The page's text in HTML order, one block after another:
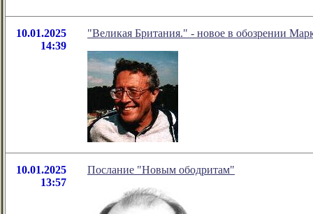
10.01.2025
14:39
"Великая Британия." - новое в обозрении
10.01.2025
13:57
Послание "Новым ободритам"